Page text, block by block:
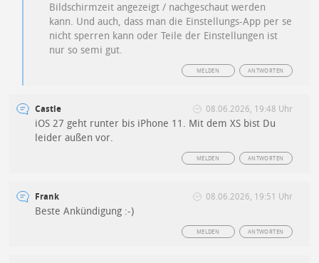
Bildschirmzeit angezeigt / nachgeschaut werden
kann. Und auch, dass man die Einstellungs-App per se
nicht sperren kann oder Teile der Einstellungen ist
nur so semi gut.
ANTWORTEN
MELDEN
Castle 08.06.2026, 19:48 Uhr
iOS 27 geht runter bis iPhone 11. Mit dem XS bist Du
leider außen vor.
ANTWORTEN
MELDEN
Frank 08.06.2026, 19:51 Uhr
Beste Ankündigung :-)
ANTWORTEN
MELDEN